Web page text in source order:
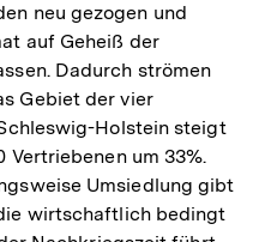
neu gezogen und
auf Geheiß der
Dadurch strömen
Gebiet der vier
Holstein steigt
Vertriebenen um 33%.
Umsiedlung gibt
wirtschaftlich bedingt